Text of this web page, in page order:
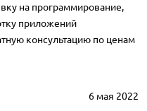
на программирование,
приложений
консультацию по ценам
6 мая 2022